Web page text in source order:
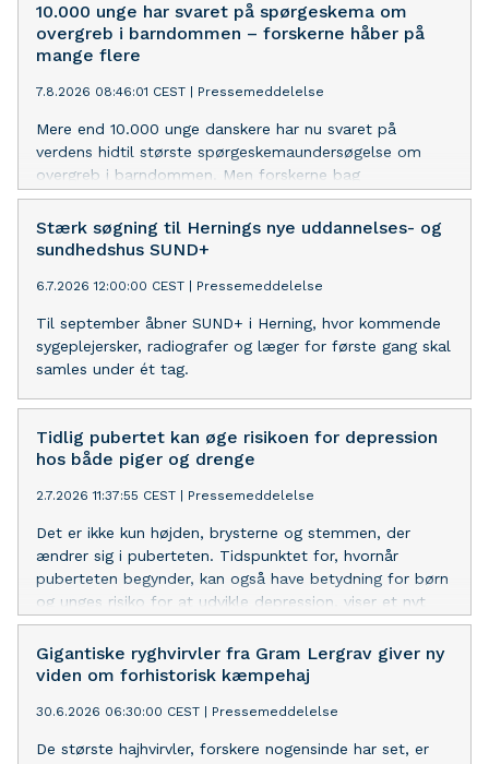
10.000 unge har svaret på spørgeskema om
overgreb i barndommen – forskerne håber på
mange flere
7.8.2026 08:46:01 CEST Pressemeddelelse
Mere end 10.000 unge danskere har nu svaret på
verdens hidtil største spørgeskemaundersøgelse om
overgreb i barndommen. Men forskerne bag
undersøgelsen har brug for flere besvarelser, inden
undersøgelsen lukker den 15. oktober.
Stærk søgning til Hernings nye uddannelses- og
sundhedshus SUND+
6.7.2026 12:00:00 CEST Pressemeddelelse
Til september åbner SUND+ i Herning, hvor kommende
sygeplejersker, radiografer og læger for første gang skal
samles under ét tag.
Tidlig pubertet kan øge risikoen for depression
hos både piger og drenge
2.7.2026 11:37:55 CEST Pressemeddelelse
Det er ikke kun højden, brysterne og stemmen, der
ændrer sig i puberteten. Tidspunktet for, hvornår
puberteten begynder, kan også have betydning for børn
og unges risiko for at udvikle depression, viser et nyt
studie fra Aarhus Universitet.
Gigantiske ryghvirvler fra Gram Lergrav giver ny
viden om forhistorisk kæmpehaj
30.6.2026 06:30:00 CEST Pressemeddelelse
De største hajhvirvler, forskere nogensinde har set, er